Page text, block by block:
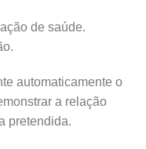
de saúde.
automaticamente o
a relação
pretendida.